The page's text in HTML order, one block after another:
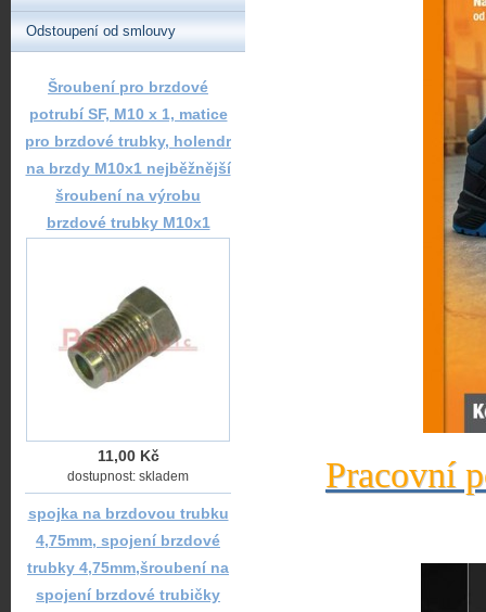
Pracovní
Odstoupení od smlouvy
Šroubení pro brzdové
potrubí SF, M10 x 1, matice
pro brzdové trubky, holendr
na brzdy M10x1 nejběžnější
šroubení na výrobu
brzdové trubky M10x1
11,00 Kč
dostupnost: skladem
spojka na brzdovou trubku
4,75mm, spojení brzdové
trubky 4,75mm,šroubení na
spojení brzdové trubičky